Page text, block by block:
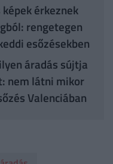
érkeznek
rengetegen
esőzésekben
áradás sújtja
nem látni mikor
Valenciában